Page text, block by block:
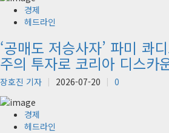
경제
헤드라인
‘공매도 저승사자’ 파미 콰
주의 투자로 코리아 디스카
장호진 기자 2026-07-20 0
경제
헤드라인